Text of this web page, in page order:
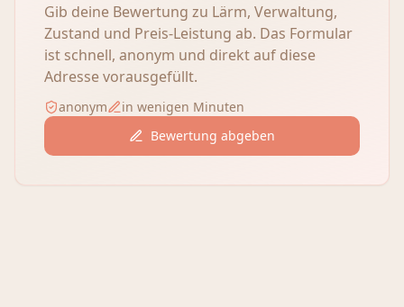
Gib deine Bewertung zu Lärm, Verwaltung,
Zustand und Preis-Leistung ab. Das Formular
ist schnell, anonym und direkt auf diese
Adresse vorausgefüllt.
anonym
in wenigen Minuten
Bewertung abgeben